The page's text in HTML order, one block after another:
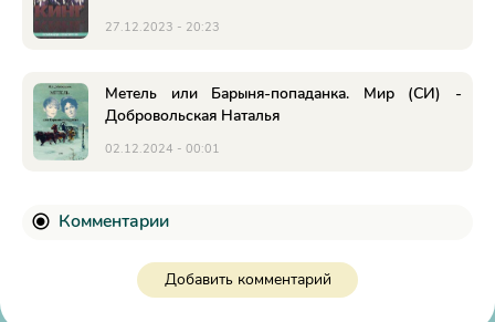
27.12.2023 - 20:23
Метель или Барыня-попаданка. Мир (СИ) -
Добровольская Наталья
02.12.2024 - 00:01
Комментарии
Добавить комментарий